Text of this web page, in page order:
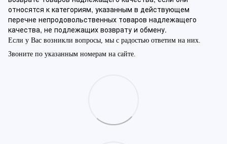
относятся к категориям, указанным в действующем
перечне непродовольственных товаров надлежащего
качества, не подлежащих возврату и обмену.
Если у Вас возникли вопросы, мы с радостью ответим на них.
Звоните по указанным номерам на сайте.